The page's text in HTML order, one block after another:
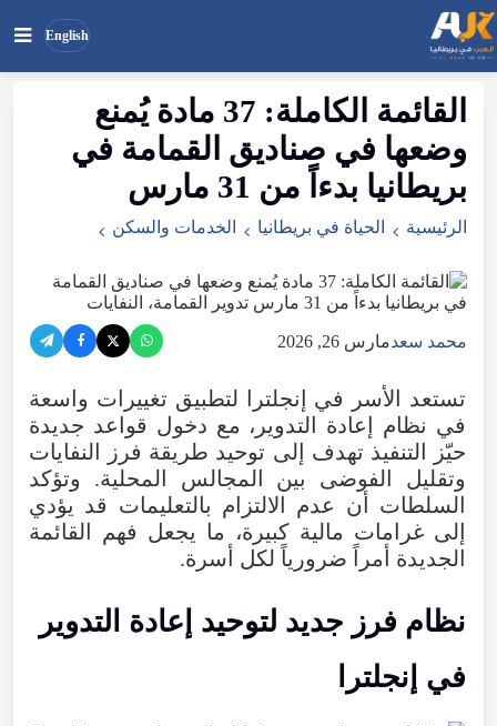
English
ابحث
في
الموقع
بحث القائمة الكاملة: 37 مادة يُمنع
وضعها في صناديق القمامة في
بريطانيا بدءاً من مارس
الرئيسية الحياة في بريطانيا الخدمات والسكن
محمد سعدمارس 26, 2026
تستعد الأسر في إنجلترا لتطبيق تغييرات واسعة
في نظام إعادة التدوير ، مع دخول قواعد جديدة
حيّز
التنفيذ تهدف إلى توحيد طريقة فرز
النفايات
وتقليل
الفوضى بين المجالس المحلية. وتؤكد
السلطات
أن عدم الالتزام بالتعليمات قد يؤدي
إلى غرامات مالية كبيرة، ما يجعل فهم
القائمة
الجديدة
أمراً ضرورياً لكل أسرة.
نظام فرز جديد لتوحيد إعادة التدوير
في إنجلترا